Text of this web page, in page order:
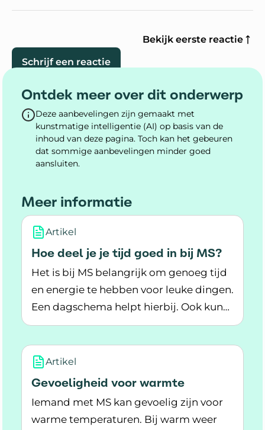
Bekijk eerste reactie
Schrijf een reactie
Ontdek meer over dit onderwerp
Deze aanbevelingen zijn gemaakt met
kunstmatige intelligentie (AI) op basis van de
inhoud van deze pagina. Toch kan het gebeuren
dat sommige aanbevelingen minder goed
aansluiten.
Meer informatie
Artikel
Hoe deel je je tijd goed in bij MS?
Het is bij MS belangrijk om genoeg tijd
en energie te hebben voor leuke dingen.
Een dagschema helpt hierbij. Ook kun
je advies krijgen van je MS-zorgverlener.
Lees meer over Hoe deel je je tijd goed in bij
Artikel
Gevoeligheid voor warmte
Iemand met MS kan gevoelig zijn voor
warme temperaturen. Bij warm weer